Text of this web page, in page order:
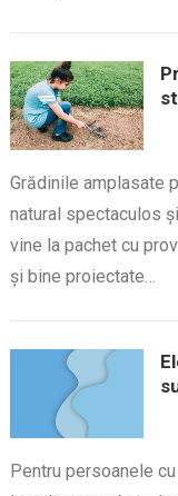
Grădinile amplasate
natural spectaculos
vine la pachet cu
și bine proiectate…
Pentru persoanele